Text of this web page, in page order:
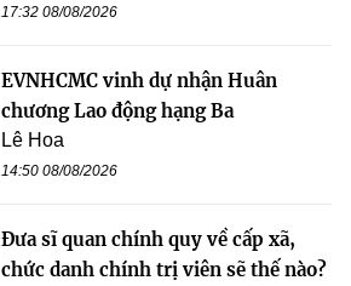
17:32 08/08/2026
EVNHCMC vinh dự nhận Huân
chương Lao động hạng Ba
Lê Hoa
14:50 08/08/2026
Đưa sĩ quan chính quy về cấp xã,
chức danh chính trị viên sẽ thế nào?